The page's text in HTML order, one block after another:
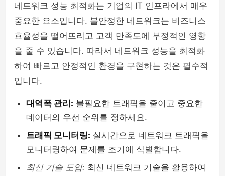
네트워크 성능 최적화는 기업의 IT 인프라에서 매우
중요한 요소입니다. 불안정한 네트워크는 비즈니스
효율성을 떨어뜨리고 고객 만족도에 부정적인 영향
을 줄 수 있습니다. 따라서 네트워크 성능을 최적화
하여 빠르고 안정적인 환경을 구현하는 것은 필수적
입니다.
대역폭 관리: 불필요한 트래픽을 줄이고 중요한
데이터의 우선 순위를 정하세요.
트래픽 모니터링: 실시간으로 네트워크 트래픽을
모니터링하여 문제를 조기에 식별합니다.
최신 기술 도입: 최신 네트워크 기술을 활용하여